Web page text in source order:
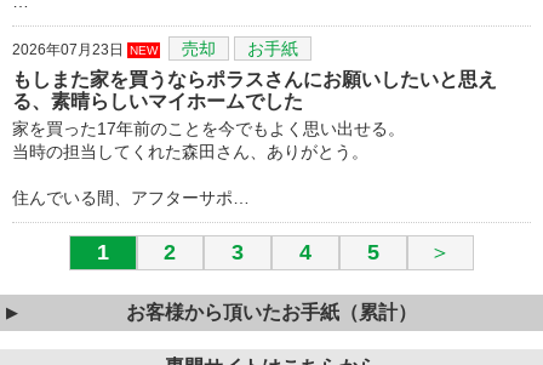
2026年07月23日 NEW 売却 お手紙
もしまた家を買うならポラスさんにお願いしたいと思え
る、素晴らしいマイホームでした
家を買った17年前のことを今でもよく思い出せる。
当時の担当してくれた森田さん、ありがとう。
住んでいる間、アフターサポ…
1 2 3 4 5 ＞
お客様から頂いたお手紙（累計）